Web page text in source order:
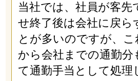
当社では、社員が客先
せ終了後は会社に戻ら
とが多いのですが、
から会社までの通勤分
て通勤手当として処理